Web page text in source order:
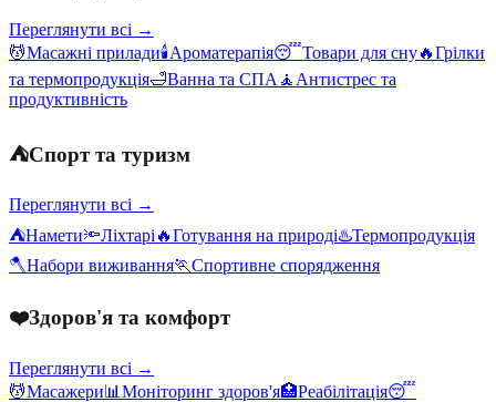
Переглянути всі →
💆Масажні прилади🕯️Ароматерапія😴Товари для сну🔥Грілки
та термопродукція🛁Ванна та СПА 🧘 Антистрес та
продуктивність
⛺Спорт та туризм
Переглянути всі →
⛺Намети🔦Ліхтарі 🔥Готування на природі♨️Термопродукція
🪓Набори виживання🏃Спортивне спорядження
❤️Здоров'я та комфорт
Переглянути всі →
💆Масажери📊 Моніторинг здоров'я🏥Реабілітація😴